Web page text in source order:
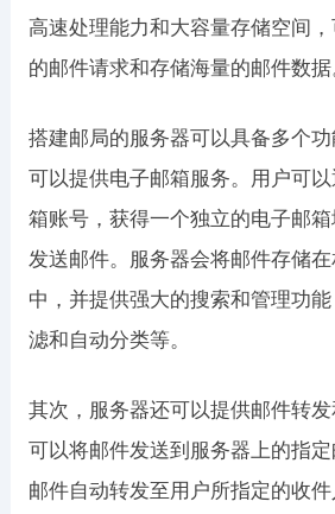
高速处理能力和大容量存储空间
的邮件请求和存储海量的邮件数据
搭建邮局的服务器可以具备多个
可以提供电子邮箱服务。用户可
箱账号，获得一个独立的电子邮
发送邮件。服务器会将邮件存储
中，并提供强大的搜索和管理功
滤和自动分类等。
其次，服务器还可以提供邮件转
可以将邮件发送到服务器上的指
邮件自动转发至用户所指定的收